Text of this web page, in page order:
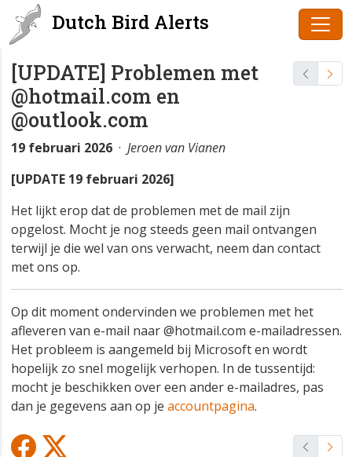
Dutch Bird Alerts
[UPDATE] Problemen met
@hotmail.com en
@outlook.com
19 februari 2026 · Jeroen van Vianen
[UPDATE 19 februari 2026]
Het lijkt erop dat de problemen met de mail zijn
opgelost. Mocht je nog steeds geen mail ontvangen
terwijl je die wel van ons verwacht, neem dan contact
met ons op.
Op dit moment ondervinden we problemen met het
afleveren van e-mail naar @hotmail.com e-mailadressen.
Het probleem is aangemeld bij Microsoft en wordt
hopelijk zo snel mogelijk verhopen. In de tussentijd:
mocht je beschikken over een ander e-mailadres, pas
dan je gegevens aan op je accountpagina.